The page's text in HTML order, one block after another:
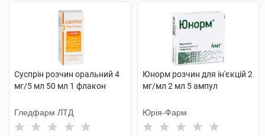
Суспрін розчин оральний 4
мг/5 мл 50 мл 1 флакон
Гледфарм ЛТД
Юнорм розчин для ін'єкцій 2
мг/мл 2 мл 5 ампул
Юрія-Фарм